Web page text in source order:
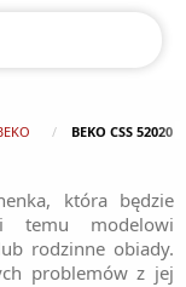
BEKO CSS 52020
która będzie
temu modelowi
rodzinne obiady.
problemów z jej